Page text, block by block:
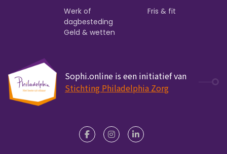
Werk of
dagbesteding
Fris & fit
Geld & wetten
Sophi.online is een initiatief van
Stichting Philadelphia Zorg